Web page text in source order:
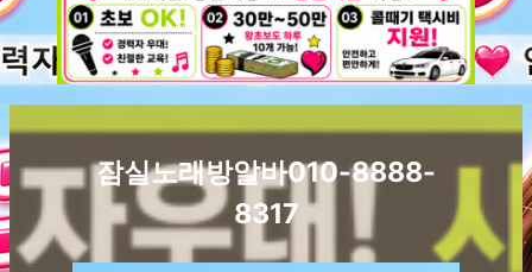
잠실노래방알바010-8888-
8317